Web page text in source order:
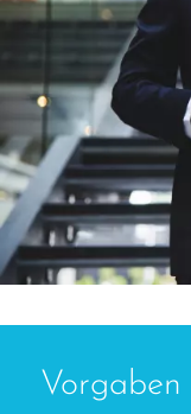
Vorgaben